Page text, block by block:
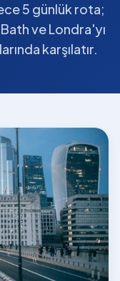
5 günlük rota;
ve Londra'yı
karşılatır.